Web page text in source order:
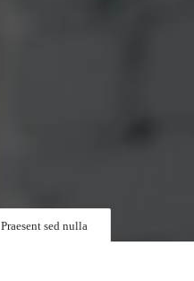
Praesent sed nulla